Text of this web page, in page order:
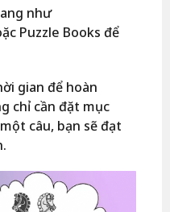
như
Puzzle Books để
gian để hoàn
chỉ cần đặt mục
câu, bạn sẽ đạt